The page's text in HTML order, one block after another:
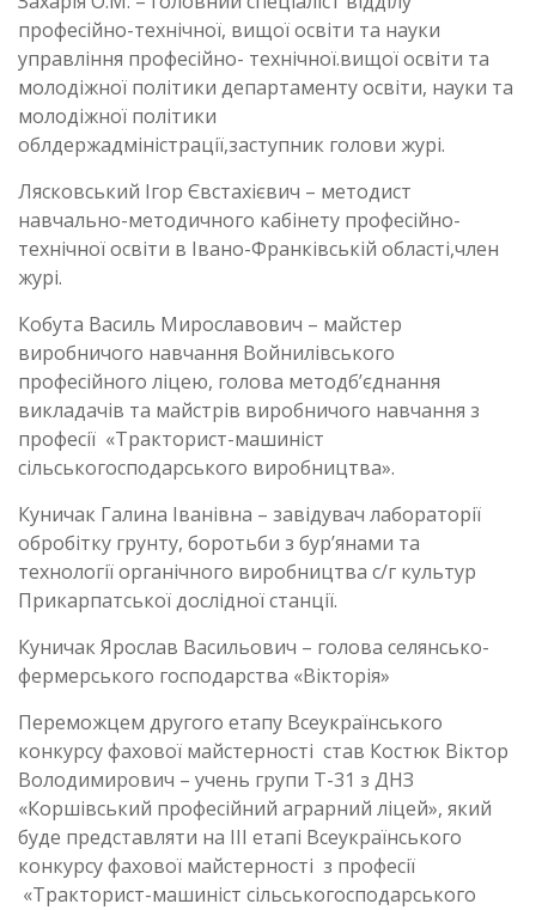
професійно-технічної, вищої освіти та науки
управління професійно- технічної.вищої освіти та
молодіжної політики департаменту освіти, науки та
молодіжної політики
облдержадміністрації,заступник голови журі.
Лясковський Ігор Євстахієвич – методист
навчально-методичного кабінету професійно-
технічної освіти в Івано-Франківській області,член
журі.
Кобута Василь Мирославович – майстер
виробничого навчання Войнилівського
професійного ліцею, голова методб’єднання
викладачів та майстрів виробничого навчання з
професії «Тракторист-машиніст
сільськогосподарського виробництва».
Куничак Галина Іванівна – завідувач лабораторії
обробітку грунту, боротьби з бур’янами та
технології органічного виробництва с/г культур
Прикарпатської дослідної станції.
Куничак Ярослав Васильович – голова селянсько-
фермерського господарства «Вікторія»
Переможцем другого етапу Всеукраїнського
конкурсу фахової майстерності став Костюк Віктор
Володимирович – учень групи Т-31 з ДНЗ
«Коршівський професійний аграрний ліцей», який
буде представляти на ІІІ етапі Всеукраїнського
конкурсу фахової майстерності з професії
«Тракторист-машиніст сільськогосподарського